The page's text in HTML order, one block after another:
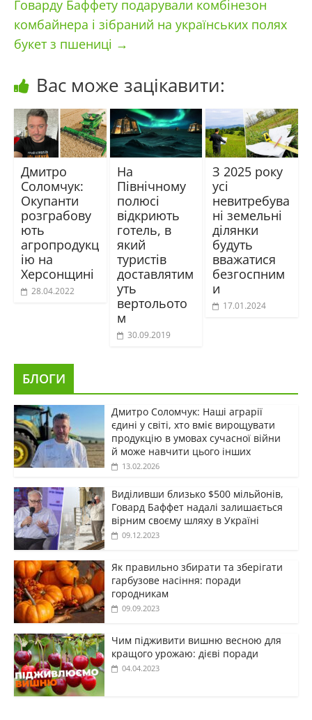
Говарду Баффету подарували комбінезон
комбайнера і зібраний на українських полях
букет з пшениці →
Вас може зацікавити:
Дмитро
Соломчук:
Окупанти
розграбову
ють
агропродукц
ію на
Херсонщині
28.04.2022
На
Північному
полюсі
відкриють
готель, в
який
туристів
доставлятим
уть
вертольото
м
30.09.2019
З 2025 року
усі
невитребува
ні земельні
ділянки
будуть
вважатися
безгоспним
и
17.01.2024
БЛОГИ
Дмитро Соломчук: Наші аграрії
єдині у світі, хто вміє вирощувати
продукцію в умовах сучасної війни
й може навчити цього інших
13.02.2026
Виділивши близько $500 мільйонів,
Говард Баффет надалі залишається
вірним своєму шляху в Україні
09.12.2023
Як правильно збирати та зберігати
гарбузове насіння: поради
городникам
09.09.2023
Чим підживити вишню весною для
кращого урожаю: дієві поради
04.04.2023